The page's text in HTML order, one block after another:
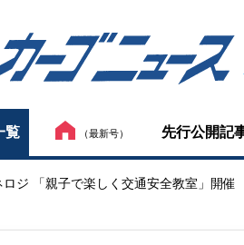
覧 （最新号） 先行公開記
ロジ 「親子で楽しく交通安全教室」開催